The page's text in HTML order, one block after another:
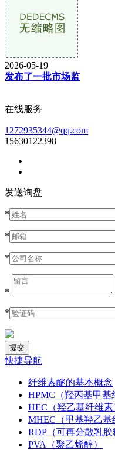
2026-05-19
发布了一批市场监
在线服务
1272935344@qq.com
15630122398
发送询盘
*
*
*
*
*
快捷导航
纤维素醚的基本概念
HPMC（羟丙基甲基
HEC（羟乙基纤维素
MHEC（甲基羟乙基
RDP（可再分散乳胶
PVA（聚乙烯醇）